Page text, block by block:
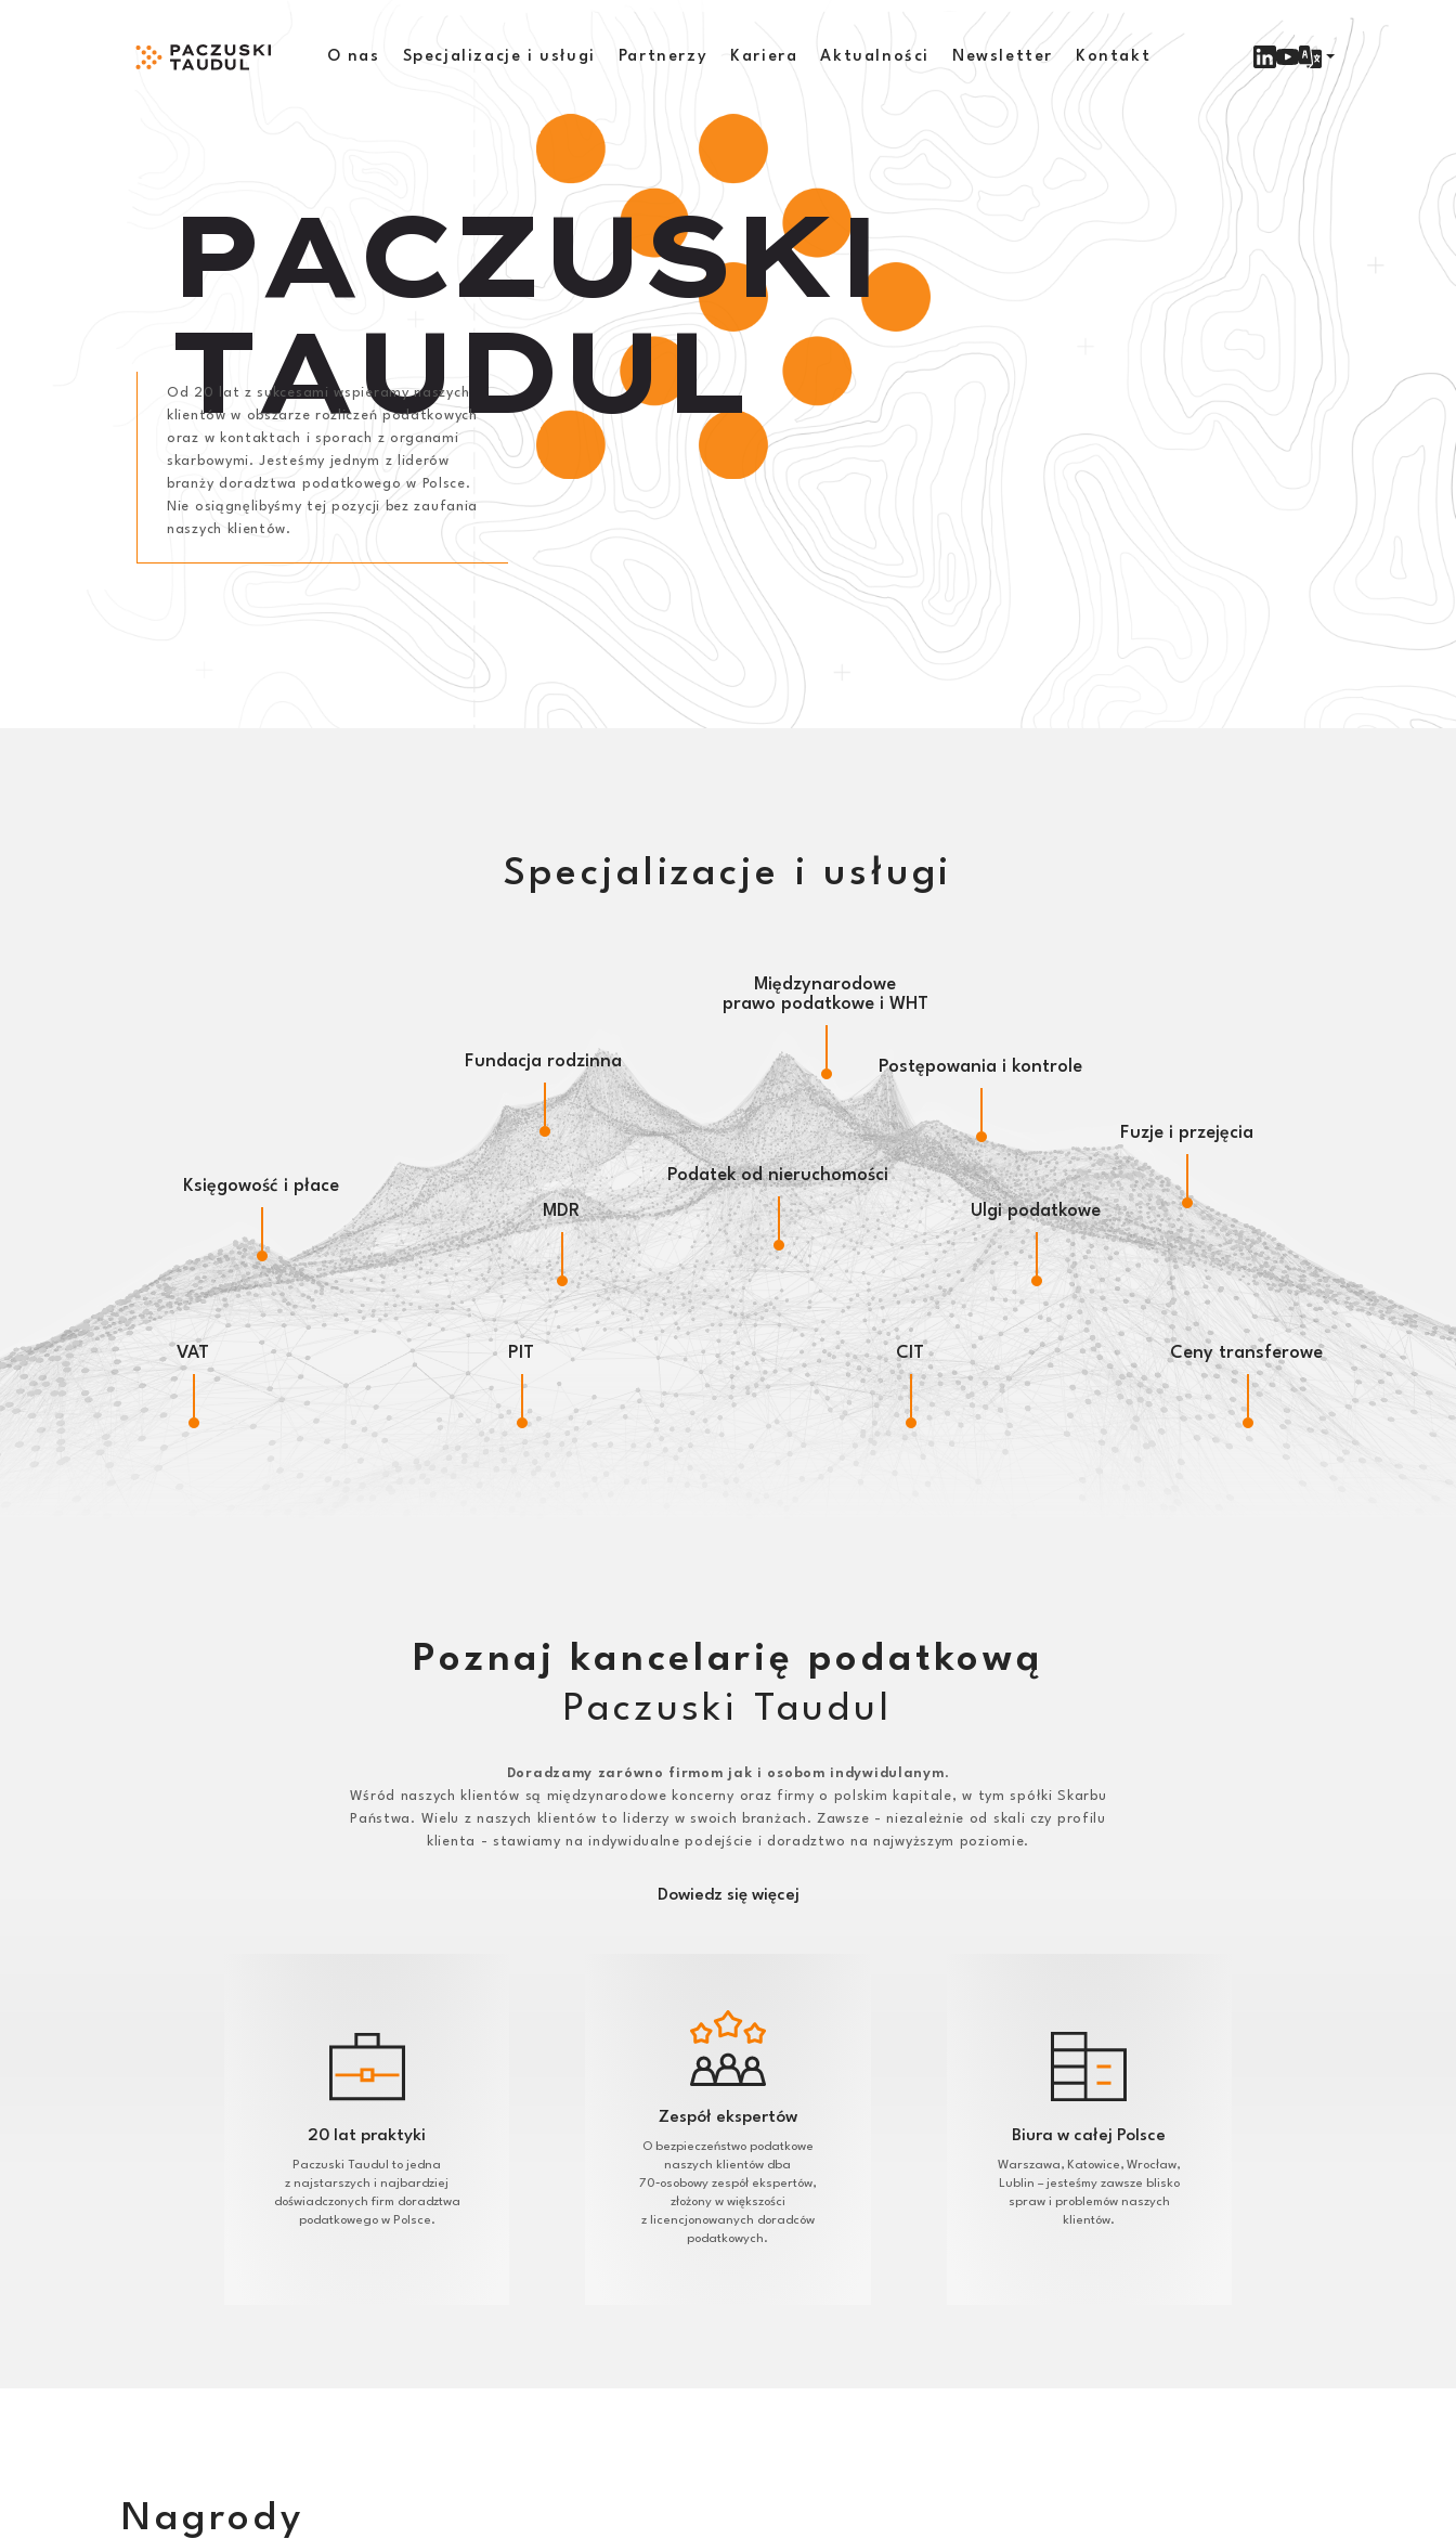
O nas Specjalizacje i usługi Partnerzy Kariera Aktualności Newsletter Kontakt
PACZUSKI
TAUDUL
Od 20 lat z sukcesami wspieramy naszych
klientów w obszarze rozliczeń podatkowych
oraz w kontaktach i sporach z organami
skarbowymi. Jesteśmy jednym z liderów
branży doradztwa podatkowego w Polsce.
Nie osiągnęlibyśmy tej pozycji bez zaufania
naszych klientów.
Specjalizacje i usługi
Postępowania i kontrole
Międzynarodowe
prawo podatkowe i WHT
Fundacja rodzinna
Fuzje i przejęcia
Ulgi podatkowe
Podatek od nieruchomości
MDR
Księgowość i płace
Ceny transferowe
CIT
PIT
VAT
Poznaj kancelarię podatkową
Paczuski Taudul
Doradzamy zarówno firmom jak i osobom indywidulanym.
Wśród naszych klientów są międzynarodowe koncerny oraz firmy o polskim kapitale, w tym spółki Skarbu
Państwa. Wielu z naszych klientów to liderzy w swoich branżach. Zawsze - niezależnie od skali czy profilu
klienta - stawiamy na indywidualne podejście i doradztwo na najwyższym poziomie.
Dowiedz się więcej
20 lat praktyki
Paczuski Taudul to jedna
z najstarszych i najbardziej
doświadczonych firm doradztwa
podatkowego w Polsce.
Zespół ekspertów
O bezpieczeństwo podatkowe
naszych klientów dba
70‑osobowy zespół ekspertów,
złożony w większości
z licencjonowanych doradców
podatkowych.
Biura w całej Polsce
Warszawa, Katowice, Wrocław,
Lublin – jesteśmy zawsze blisko
spraw i problemów naszych
klientów.
Nagrody